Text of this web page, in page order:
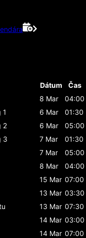
Dátum
Čas
8 Mar
04:00
1 6 Mar
01:30
2 6 Mar
05:00
3 7 Mar
01:30
7 Mar
05:00
8 Mar
04:00
15 Mar 07:00
13 Mar 03:30
13 Mar 07:30
14 Mar 03:00
14 Mar 07:00